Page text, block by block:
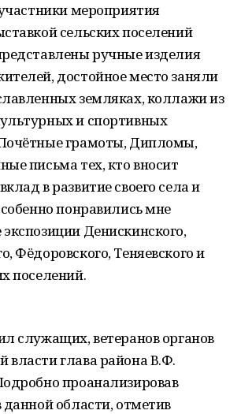
мероприятия
сельских поселений
ручные изделия
достойное место заняли
земляках, коллажи из
и спортивных
грамоты, Дипломы,
письма тех, кто вносит
в развитие своего села и
понравились мне
Денискинского,
Фёдоровского, Теняевского и
поселений.
служащих, ветеранов органов
власти глава района В.Ф.
проанализировав
данной области, отметив